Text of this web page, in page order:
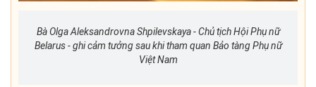
Bà Olga Aleksandrovna Shpilevskaya - Chủ tịch Hội Phụ nữ
Belarus - ghi cảm tưởng sau khi tham quan Bảo tàng Phụ nữ
Việt Nam